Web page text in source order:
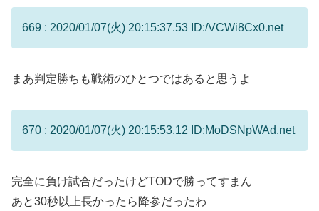
669 : 2020/01/07(火) 20:15:37.53 ID:/VCWi8Cx0.net
まあ判定勝ちも戦術のひとつではあると思うよ
670 : 2020/01/07(火) 20:15:53.12 ID:MoDSNpWAd.net
完全に負け試合だったけどTODで勝ってすまん
あと30秒以上長かったら降参だったわ